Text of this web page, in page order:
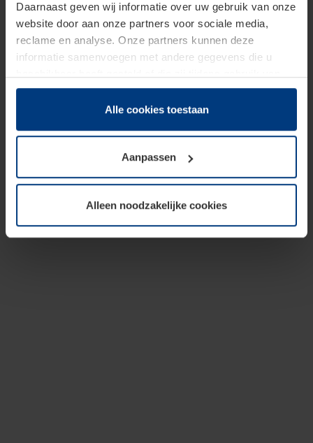
Daarnaast geven wij informatie over uw gebruik van onze
website door aan onze partners voor sociale media,
reclame en analyse. Onze partners kunnen deze
informatie samenvoegen met andere gegevens die u
hun diensten hebben verzameld.
Juridisch hebben wij het recht om cookies op uw
van deze pagina's absoluut vereist is. Voor alle andere
soorten cookies is uw toestemming benodigd. Uw
toestemming kunt u op elk moment bij de uitleg van de
wijzigen of herroepen.
Alle cookies toestaan
Aanpassen
Alleen noodzakelijke cookies